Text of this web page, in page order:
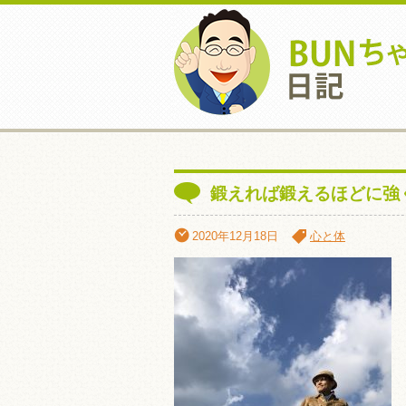
鍛えれば鍛えるほどに強
2020年12月18日 心と体